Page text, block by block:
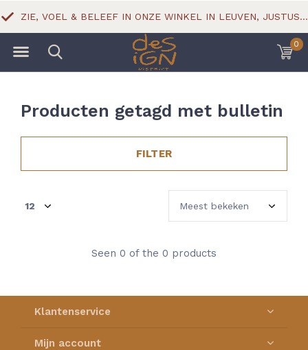
0
ZIE, VOEL & BELEEF IN ONZE WINKEL IN LEUVEN, JUSTUS LIPSIUSSTRAAT 18
Producten getagd met bulletin
FILTER
Seen 0 of the 0 products
Klantenservice
Mijn account